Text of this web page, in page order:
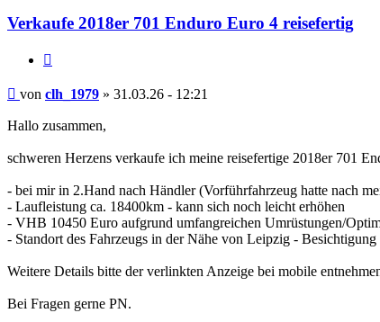
Verkaufe 2018er 701 Enduro Euro 4 reisefertig
Beitrag
von clh_1979 » 31.03.26 - 12:21
Hallo zusammen,
schweren Herzens verkaufe ich meine reisefertige 2018er 701
- bei mir in 2.Hand nach Händler (Vorführfahrzeug hatte nach
- Laufleistung ca. 18400km - kann sich noch leicht erhöhen
- VHB 10450 Euro aufgrund umfangreichen Umrüstungen/
- Standort des Fahrzeugs in der Nähe von Leipzig -
Weitere Details bitte der verlinkten Anzeige bei mobile
Bei Fragen gerne PN.